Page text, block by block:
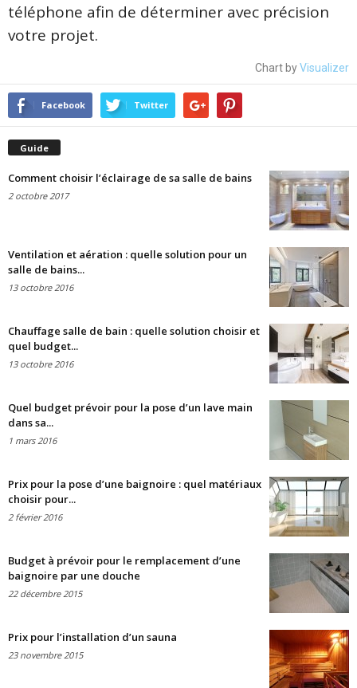
téléphone afin de déterminer avec précision
votre projet.
Chart byVisualizer
Facebook Twitter
Guide
Comment choisir l’éclairage de sa salle de bains
2 octobre 2017
Ventilation et aération : quelle solution pour un
salle de bains...
13 octobre 2016
Chauffage salle de bain : quelle solution choisir et
quel budget...
13 octobre 2016
Quel budget prévoir pour la pose d’un lave main
dans sa...
1 mars 2016
Prix pour la pose d’une baignoire : quel matériaux
choisir pour...
2 février 2016
Budget à prévoir pour le remplacement d’une
baignoire par une douche
22 décembre 2015
Prix pour l’installation d’un sauna
23 novembre 2015